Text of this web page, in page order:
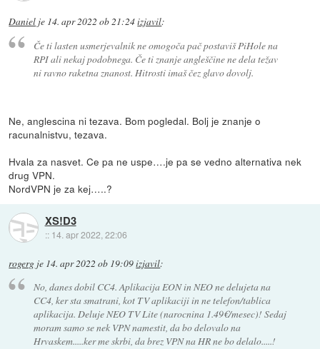
Daniel je 14. apr 2022 ob 21:24izjavil:
Če ti lasten usmerjevalnik ne omogoča pač postaviš PiHole na
RPI ali nekaj podobnega. Če ti znanje angleščine ne dela težav
ni ravno raketna znanost. Hitrosti imaš čez glavo dovolj.
Ne, anglescina ni tezava. Bom pogledal. Bolj je znanje o
racunalnistvu, tezava.
Hvala za nasvet. Ce pa ne uspe….je pa se vedno alternativa nek
drug VPN.
NordVPN je za kej…..?
XS!D3
:: 14. apr 2022, 22:06
rogerg je 14. apr 2022 ob 19:09izjavil:
No, danes dobil CC4. Aplikacija EON in NEO ne delujeta na
CC4, ker sta smatrani, kot TV aplikaciji in ne telefon/tablica
aplikacija. Deluje NEO TV Lite (narocnina 1.49€/mesec)! Sedaj
moram samo se nek VPN namestit, da bo delovalo na
Hrvaskem.....ker me skrbi, da brez VPN na HR ne bo delalo.....!